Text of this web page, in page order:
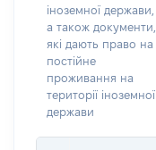
іноземної держави,
а також документи,
які дають право на
постійне
проживання на
території іноземної
держави